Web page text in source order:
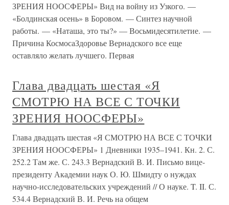
ЗРЕНИЯ НООСФЕРЫ» Вид на войну из Узкого. —
«Болдинская осень» в Боровом. — Синтез научной
работы. — «Наташа, это ты?» — Восьмидесятилетие. —
Причина КосмосаЗдоровье Вернадского все еще
оставляло желать лучшего. Первая
Глава двадцать шестая «Я
СМОТРЮ НА ВСЕ С ТОЧКИ
ЗРЕНИЯ НООСФЕРЫ»
Глава двадцать шестая «Я СМОТРЮ НА ВСЕ С ТОЧКИ
ЗРЕНИЯ НООСФЕРЫ» 1 Дневники 1935–1941. Кн. 2. С.
252.2 Там же. С. 243.3 Вернадский В. И. Письмо вице-
президенту Академии наук О. Ю. Шмидту о нуждах
научно-исследовательских учреждений // О науке. T. II. С.
534.4 Вернадский В. И. Речь на общем